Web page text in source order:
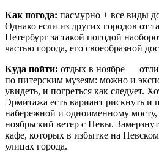
Как погода: пасмурно + все виды
Однако если из других городов от
Петербург за такой погодой
частью города, его своеобразной
Куда пойти: отдых в ноябре —
по питерским музеям: можно и
увидеть, и погреться как следует.
Эрмитажа есть вариант рискнуть и
набережной и одноименному мосту,
ноябрьский ветер с Невы.
кафе, которых в избытке на
улицах города.